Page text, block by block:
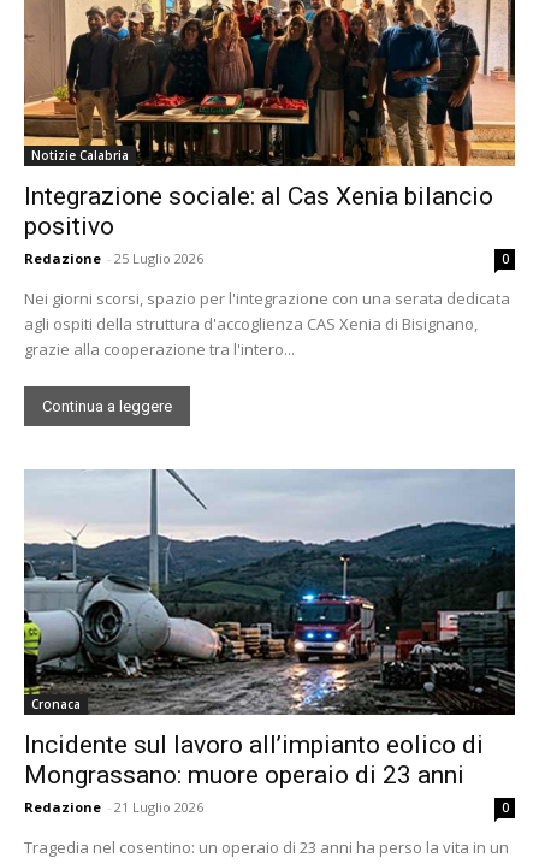
Notizie Calabria
Integrazione sociale: al Cas Xenia bilancio
positivo
Redazione - 25 Luglio 2026 0
Nei giorni scorsi, spazio per l'integrazione con una serata dedicata
agli ospiti della struttura d'accoglienza CAS Xenia di Bisignano,
grazie alla cooperazione tra l'intero...
Continua a leggere
Cronaca
Incidente sul lavoro all’impianto eolico di
Mongrassano: muore operaio di 23 anni
Redazione - 21 Luglio 2026 0
Tragedia nel cosentino: un operaio di 23 anni ha perso la vita in un